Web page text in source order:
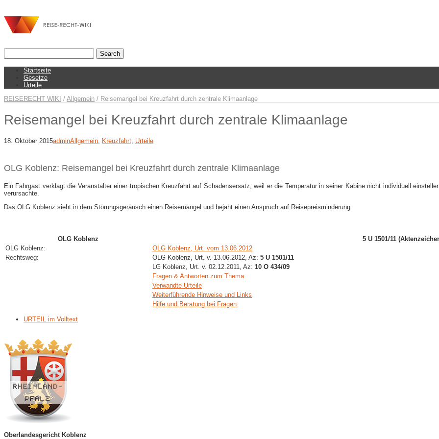
Startseite
Gesetze
Urteile
REISERECHT WIKI / Allgemein / Reisemangel bei Kreuzfahrt durch zentrale Klimaanlage
Reisemangel bei Kreuzfahrt durch zentrale Klimaanlage
18. Oktober 2015adminAllgemein Kreuzfahrt Urteile
OLG Koblenz: Reisemangel bei Kreuzfahrt durch zentrale Klimaanlage
Ein Fahrgast verklagt die Veranstalter einer tropischen Kreuzfahrt auf Schadensersatz, weil er die Temperatur in seiner Kabine nicht individuell
verursachte.
Das OLG Koblenz sieht in dem Störungsgeräusch einen Reisemangel und bejaht einen Anspruch auf Reisepreisminderung.
OLG Koblenz
5 U 1501/11
OLG Koblenz:
OLG Koblenz, Urt. vom 13.06.2012
Rechtsweg:
OLG Koblenz, Urt. v. 13.06.2012, Az: 5 U 1501/11
LG Koblenz, Urt. v. 02.12.2011, Az: 10 O 434/09
Fragen & Antworten zum Thema
Verwandte Urteile
Weiterführende Hinweise und Links
Hilfe und Beratung bei Fragen
URTEIL im Volltext
Oberlandesgericht Koblenz